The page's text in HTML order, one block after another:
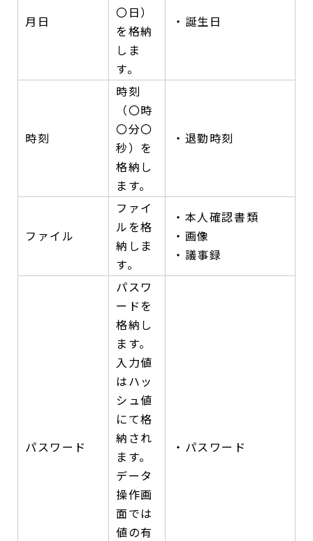
月日
〇日）
を格納
しま
す。
・誕生日
時刻
時刻
（〇時
〇分〇
秒）を
格納し
ます。
・退勤時刻
ファイル
ファイ
ルを格
納しま
す。
・本人確認書類
・画像
・議事録
パスワード
パスワ
ードを
格納し
ます。
入力値
はハッ
シュ値
にて格
納され
ます。
データ
操作画
面では
値の有
・パスワード